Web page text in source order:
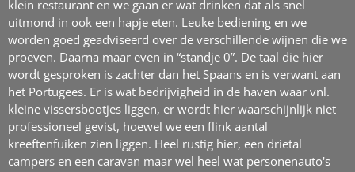
klein restaurant en we gaan er wat drinken dat als snel
uitmond in ook een hapje eten. Leuke bediening en we
worden goed geadviseerd over de verschillende wijnen die we
proeven. Daarna maar even in “standje 0”. De taal die hier
wordt gesproken is zachter dan het Spaans en is verwant aan
het Portugees. Er is wat bedrijvigheid in de haven waar vnl.
kleine vissersbootjes liggen, er wordt hier waarschijnlijk niet
professioneel gevist, hoewel we een flink aantal
kreeftenfuiken zien liggen. Heel rustig hier, een drietal
campers en een caravan maar wel heel wat personenauto's